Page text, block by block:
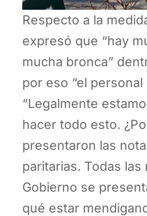
Respecto a la
expresó que “hay
mucha bronca”
por eso “el personal
“Legalmente
hacer todo esto.
presentaron las
paritarias. Todas
Gobierno se
qué estar